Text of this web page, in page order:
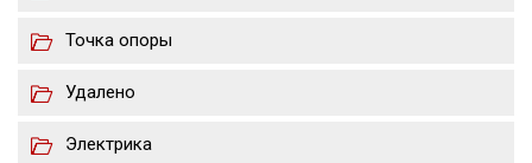
Точка опоры
Удалено
Электрика